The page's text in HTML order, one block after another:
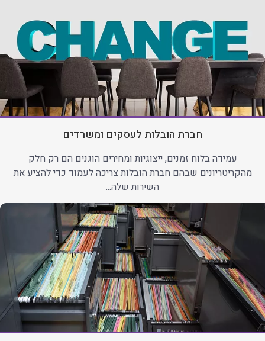
חברת הובלות לעסקים ומשרדים
עמידה בלוח זמנים, ייצוגיות ומחירים הוגנים הם רק חלק
מהקריטריונים שבהם חברת הובלות צריכה לעמוד כדי להציע את
השירות שלה...